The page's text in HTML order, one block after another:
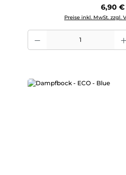
6,90 €
Preise inkl. MwSt. zzgl.
Produkt Anzahl: Gib den